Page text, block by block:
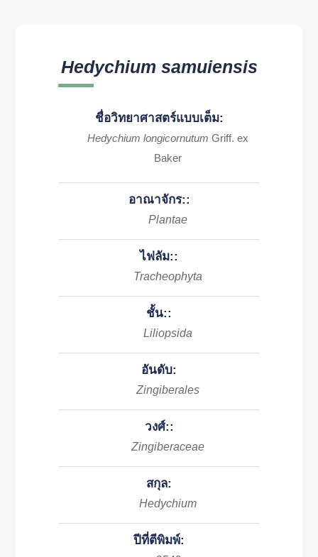
Hedychium samuiensis
ชื่อวิทยาศาสตร์แบบเต็ม:
Hedychium longicornutum Griff. ex
Baker
อาณาจักร::
Plantae
ไฟลัม::
Tracheophyta
ชั้น::
Liliopsida
อันดับ:
Zingiberales
วงศ์::
Zingiberaceae
สกุล:
Hedychium
ปีที่ตีพิมพ์: